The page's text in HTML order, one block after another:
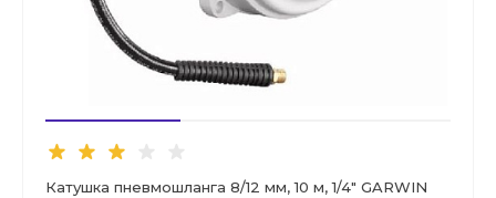
Катушка пневмошланга 8/12 мм, 10 м, 1/4" GARWIN